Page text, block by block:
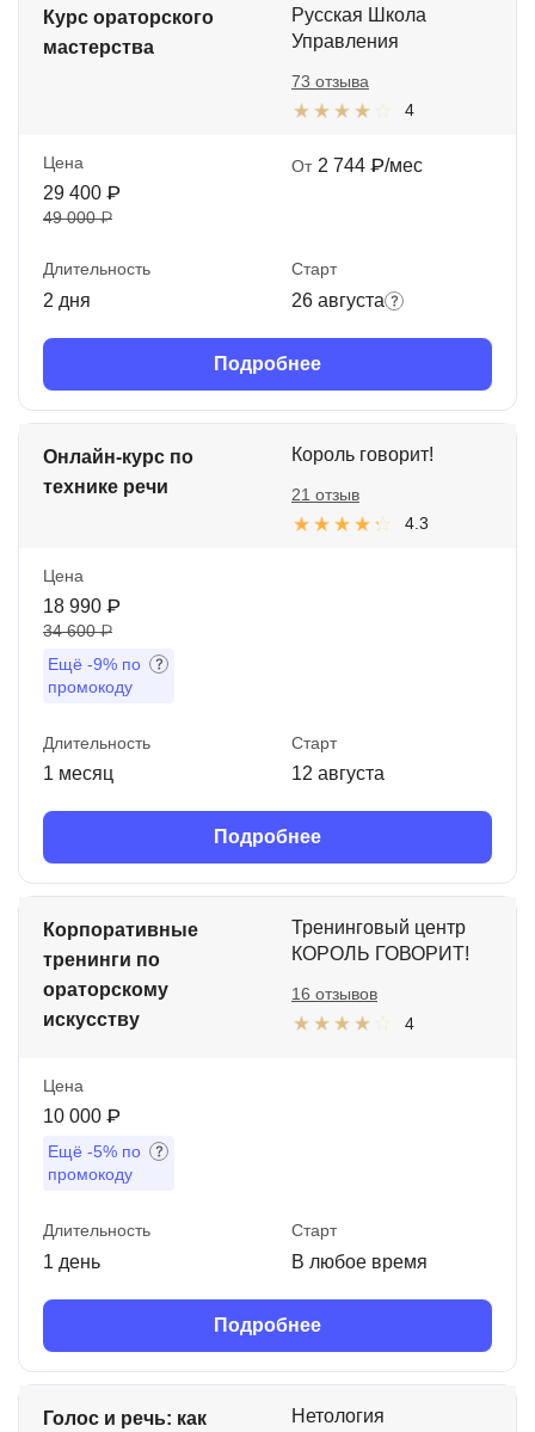
Курс ораторского
мастерства
Русская Школа
Управления
4
73 отзыва
Цена
29 400 ₽
49 000 ₽
От 2 744 ₽/мес
Длительность
2 дня
Старт
26 августа
Подробнее
Онлайн-курс по
технике речи
Король говорит!
4.3
21 отзыв
Цена
18 990 ₽
34 600 ₽
Ещё -9% по
промокоду
Длительность
1 месяц
Старт
12 августа
Подробнее
Корпоративные
тренинги по
ораторскому
искусству
Тренинговый центр
КОРОЛЬ ГОВОРИТ!
4
16 отзывов
Цена
10 000 ₽
Ещё -5% по
промокоду
Длительность
1 день
Старт
В любое время
Подробнее
Голос и речь: как Нетология